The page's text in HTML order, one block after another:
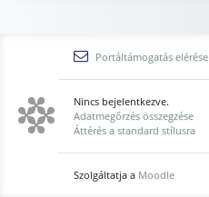
Portáltámogatás elérése
Nincs bejelentkezve.
Adatmegőrzés összegzése
Áttérés a standard stílusra
Szolgáltatja a Moodle